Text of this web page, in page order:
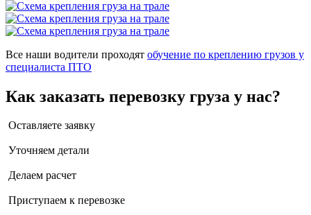
Все наши водители проходят обучение по креплению грузов у
специалиста ПТО
Как заказать перевозку груза у нас?
Оставляете заявку
Уточняем детали
Делаем расчет
Приступаем к перевозке